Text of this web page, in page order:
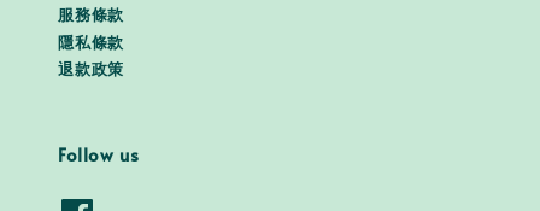
服務條款
隱私條款
退款政策
Follow us